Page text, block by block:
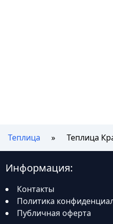
Теплица Теплица
Информация:
Контакты
Политика
Публичная оферта